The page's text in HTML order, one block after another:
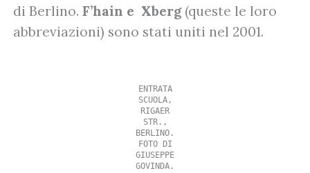
di Berlino. F’hain e Xberg(queste le loro
abbreviazioni) sono stati uniti nel 2001.
ENTRATA
SCUOLA,
RIGAER
STR.,
BERLINO.
FOTO DI
GIUSEPPE
GOVINDA.